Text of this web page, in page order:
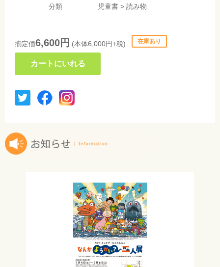
分類
児童書 > 読み物
揃定価6,600円 (本体6,000円+税) 在庫あり
カートにいれる